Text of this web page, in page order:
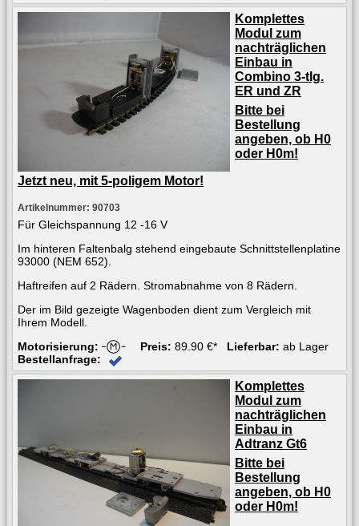
Komplettes
Modul zum
nachträglichen
Einbau in
Combino 3-tlg.
ER und ZR
Bitte bei
Bestellung
angeben, ob H0
oder H0m!
Jetzt neu, mit 5-poligem Motor!
Artikelnummer: 90703
Für Gleichspannung 12 -16 V
Im hinteren Faltenbalg stehend eingebaute Schnittstellenplatine
93000 (NEM 652).
Haftreifen auf 2 Rädern. Stromabnahme von 8 Rädern.
Der im Bild gezeigte Wagenboden dient zum Vergleich mit
Ihrem Modell.
Motorisierung:
Preis: 89.90 €* Lieferbar: ab Lager
Bestellanfrage:
Komplettes
Modul zum
nachträglichen
Einbau in
Adtranz Gt6
Bitte bei
Bestellung
angeben, ob H0
oder H0m!